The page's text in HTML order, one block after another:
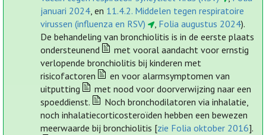
januari 2024, en 11.4.2. Middelen tegen respiratoire
virussen (influenza en RSV)
, Folia augustus 2024).
De behandeling van bronchiolitis is in de eerste plaats
ondersteunend
met vooral aandacht voor ernstig
verlopende bronchiolitis bij kinderen met
risicofactoren
en voor alarmsymptomen van
uitputting
met nood voor doorverwijzing naar een
spoeddienst.
Noch bronchodilatoren via inhalatie,
noch inhalatiecorticosteroïden hebben een bewezen
meerwaarde bij bronchiolitis [zie Folia oktober 2016].